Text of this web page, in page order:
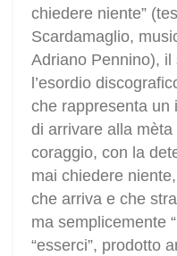
chiedere niente”
Scardamaglio,
Adriano Pennino),
l’esordio
che rappresenta un
di arrivare alla
coraggio, con la
mai chiedere
che arriva e che
ma semplicemente
“esserci”, prodotto